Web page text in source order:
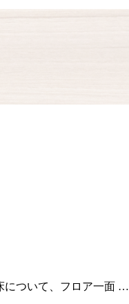
について、フロア一面 …